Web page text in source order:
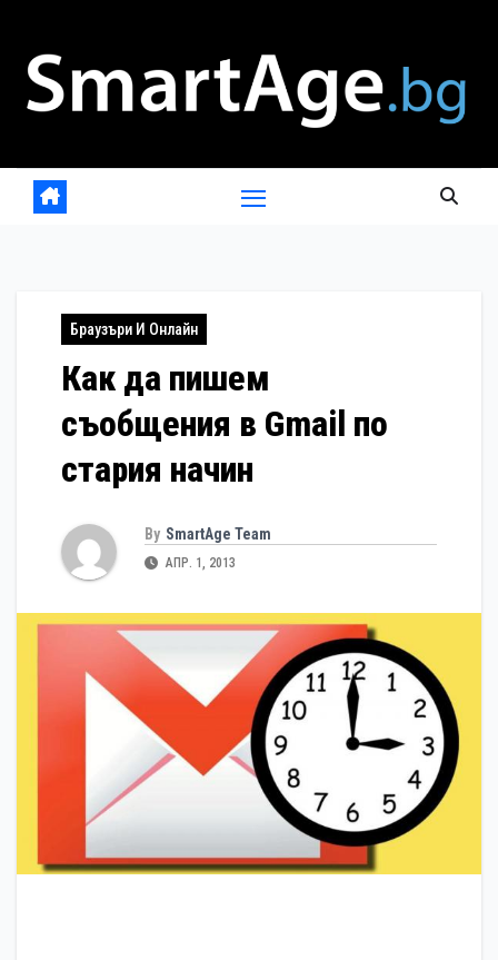
content
Браузъри И Онлайн
Как да пишем
съобщения в Gmail по
стария начин
By SmartAge Team
АПР. 1, 2013